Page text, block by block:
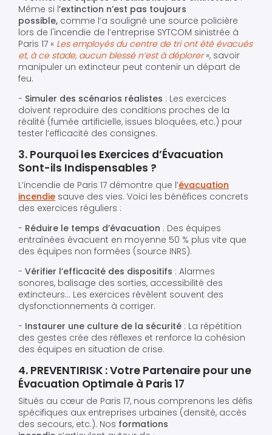
Même si l’extinction n’est pas toujours
possible, comme l’a souligné une source policière
lors de l'incendie de l’entreprise SYTCOM sinistrée à
Paris 17 « Les employés du centre de tri ont été évacués
et, à ce stade, aucun blessé n’est à déplorer», savoir
manipuler un extincteur peut contenir un départ de
feu.
- Simuler des scénarios réalistes : Les exercices
doivent reproduire des conditions proches de la
réalité (fumée artificielle, issues bloquées, etc.) pour
tester l’efficacité des consignes.
3. Pourquoi les Exercices d’Évacuation
Sont-ils Indispensables ?
L’incendie de Paris 17 démontre que l’évacuation
incendie sauve des vies. Voici les bénéfices concrets
des exercices réguliers :
- Réduire le temps d’évacuation : Des équipes
entraînées évacuent en moyenne 50 % plus vite que
des équipes non formées (source INRS).
- Vérifier l’efficacité des dispositifs : Alarmes
sonores, balisage des sorties, accessibilité des
extincteurs… Les exercices révèlent souvent des
dysfonctionnements à corriger.
- Instaurer une culture de la sécurité : La répétition
des gestes crée des réflexes et renforce la cohésion
des équipes en situation de crise.
4. PREVENTIRISK : Votre Partenaire pour une
Évacuation Optimale à Paris 17
Situés au cœur de Paris 17, nous comprenons les défis
spécifiques aux entreprises urbaines (densité, accès
des secours, etc.). Nos formations